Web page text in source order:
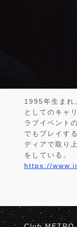
1995年生まれ
としてのキャ
ラブイベント
でもプレイす
ディアで取り
をしている。
https://